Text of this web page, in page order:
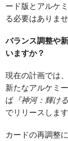
ード版とアルケ
る必要はありませ
バランス調整や
いますか？
現在の計画では
新たなアルケミ
ば 『神河：輝け
でリリースします
カードの再調整